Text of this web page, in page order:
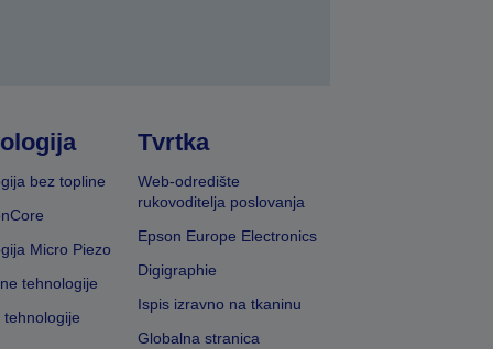
bez topline
Micro Piezo
tehnologije
tehnologije
Tvrtka
Web-odredište
rukovoditelja poslovanja
Epson Europe Electronics
Digigraphie
Ispis izravno na tkaninu
Globalna stranica